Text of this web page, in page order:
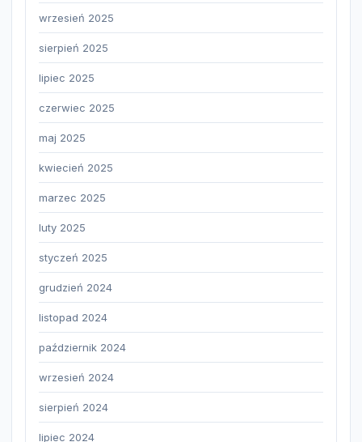
wrzesień 2025
sierpień 2025
lipiec 2025
czerwiec 2025
maj 2025
kwiecień 2025
marzec 2025
luty 2025
styczeń 2025
grudzień 2024
listopad 2024
październik 2024
wrzesień 2024
sierpień 2024
lipiec 2024